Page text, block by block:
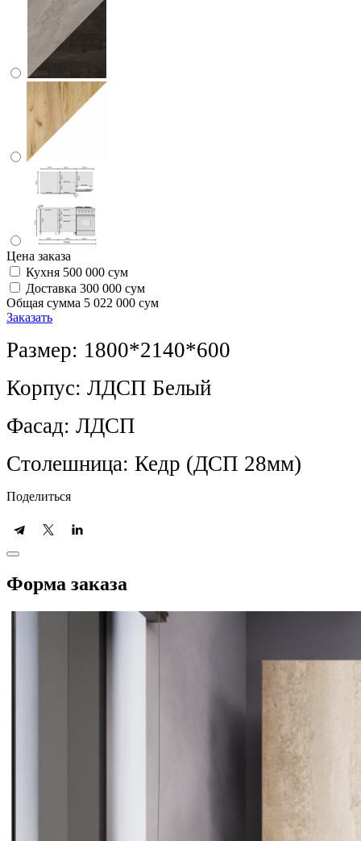
Цена заказа
Кухня 500 000 сум
Доставка 300 000 сум
Общая сумма 5 022 000 сум
Заказать
Размер: 1800*2140*600
Корпус: ЛДСП Белый
Фасад: ЛДСП
Столешница: Кедр (ДСП 28мм)
Поделиться
Форма заказа